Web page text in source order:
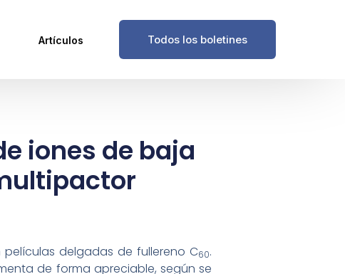
Artículos Todos los boletines
iones de baja
delgadas de fullereno C60.
de forma apreciable, según se